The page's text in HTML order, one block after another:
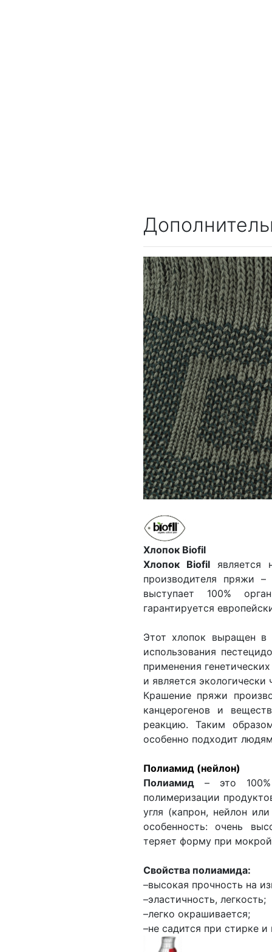
Хлопок Biofil
Хлопок Biofilявляется
производителя пряжи
выступает 100%
гарантируется
Этот хлопок выращен в
использования
применения
и является
Крашение пряжи
канцерогенов и
реакцию. Таким
особенно подходит
Полиамид (нейлон)
Полиамид – это 100%
полимеризации
угля (капрон, нейлон
особенность: очень
теряет форму при
Свойства полиамида:
–высокая прочность на
–эластичность, легкость;
–легко окрашивается;
–не садится при стирке и